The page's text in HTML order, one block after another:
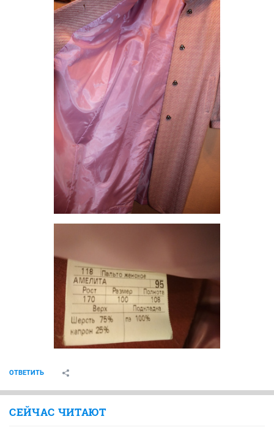
ОТВЕТИТЬ
СЕЙЧАС ЧИТАЮТ